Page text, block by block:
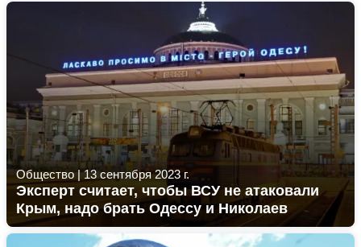
Общество|13 сентября 2023 г.
Эксперт считает, чтобы ВСУ не атаковали
Крым, надо брать Одессу и Николаев